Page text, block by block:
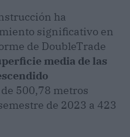
ha
significativo en
de DoubleTrade
media de las
500,78 metros
de 2023 a 423